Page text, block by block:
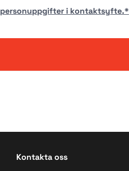
personuppgifter i kontaktsyfte.*
Kontakta oss